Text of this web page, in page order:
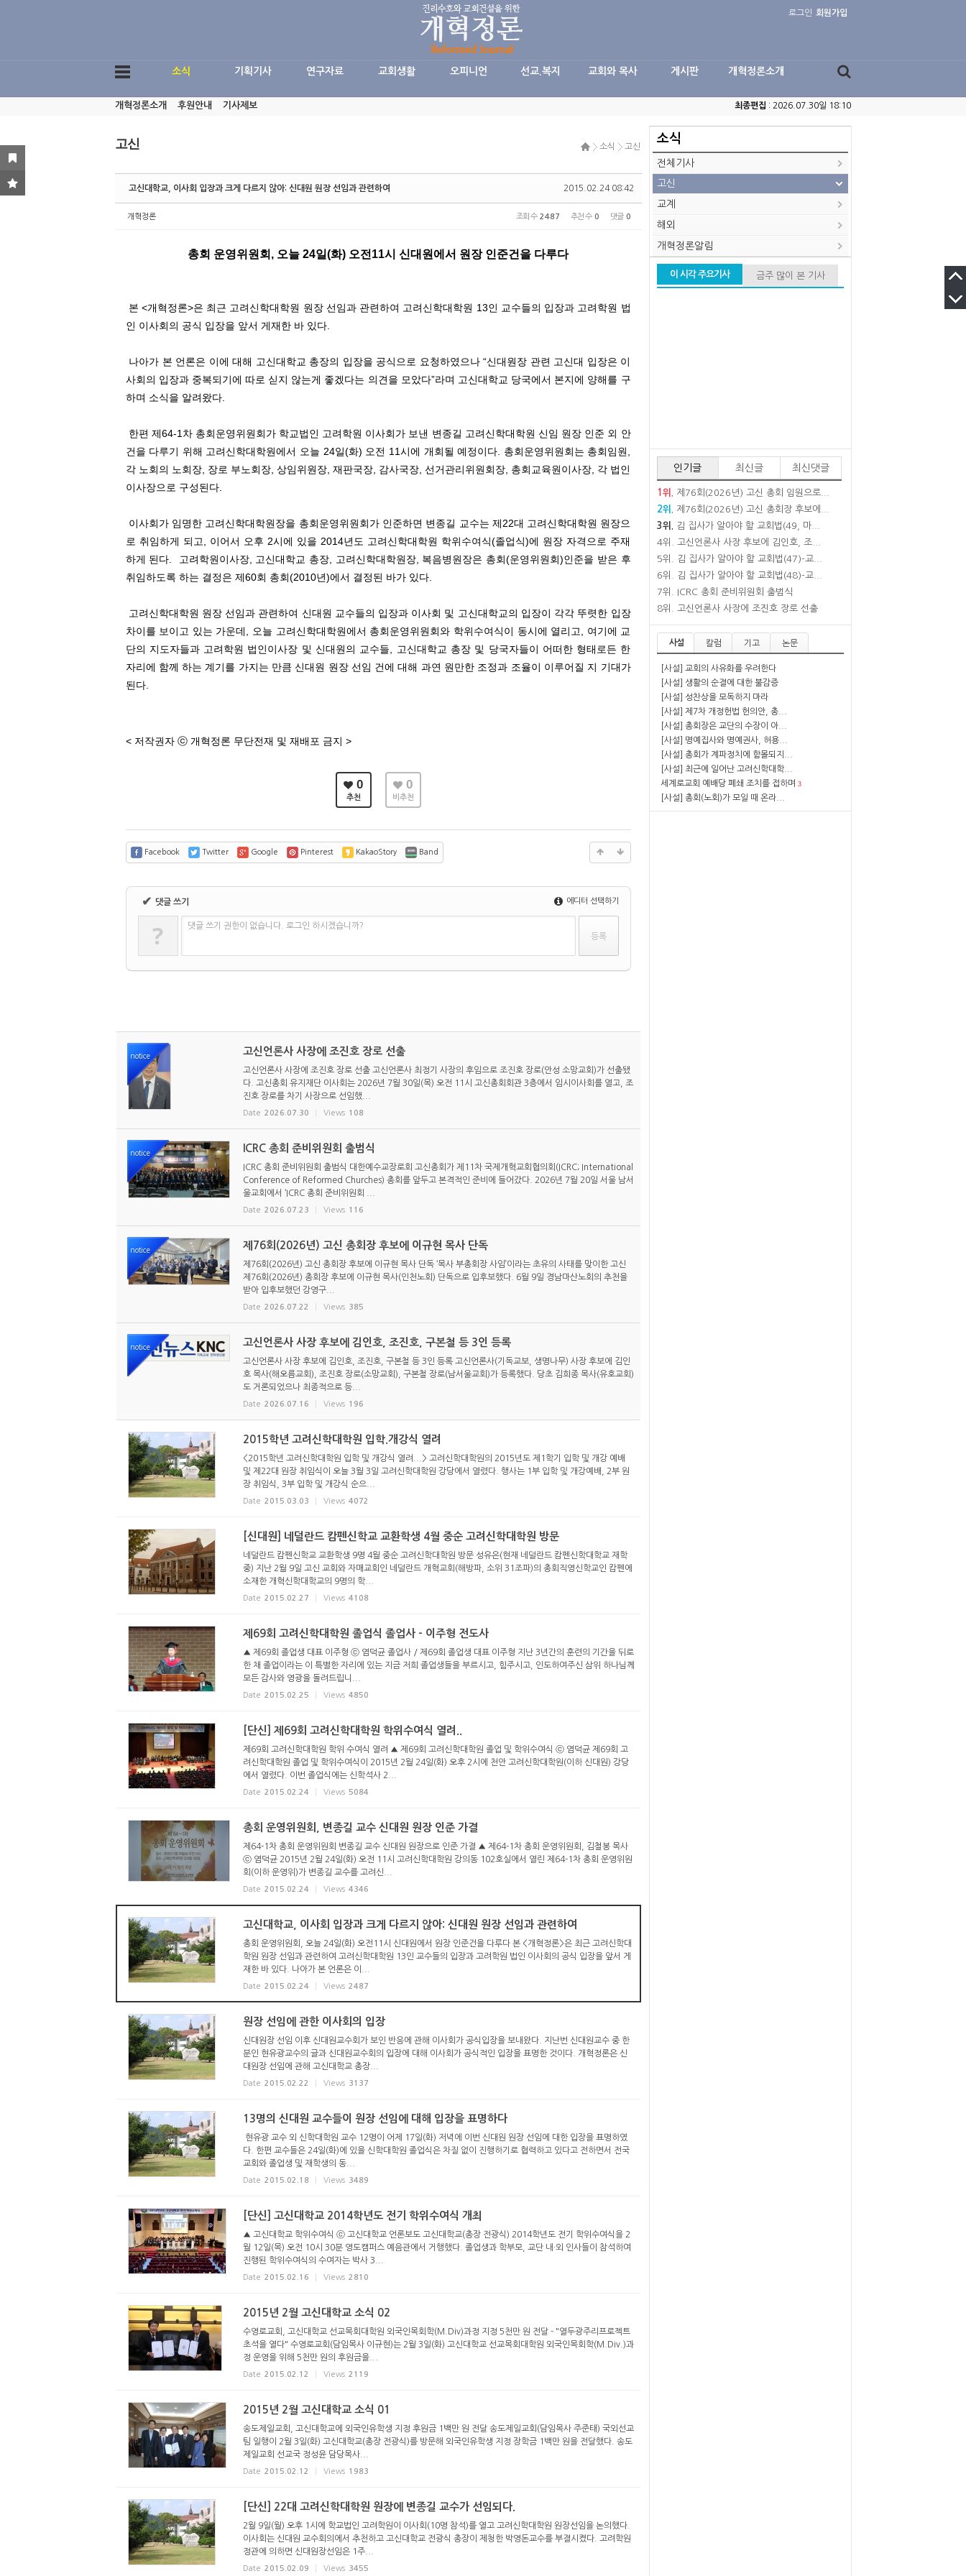
로그인 회원가입
소식 기획기사 연구자료 교회생활 오피니언 선교.복지 교회와 목사 게시판 개혁정론소개
개혁정론소개 후원안내 기사제보 최종편집 : 2026.07.30일 18:10
고신 소식 고신
2015.02.24 08:42
고신대학교, 이사회 입장과 크게 다르지 않아: 신대원 원장 선임과 관련하여
개혁정론 조회 수 2487 추천 수 0 댓글 0
총회 운영위원회, 오늘 24일(화) 오전11시 신대원에서 원장 인준건을 다루다
본 <개혁정론>은 최근 고려신학대학원 원장 선임과 관련하여 고려신학대학원 13인 교수들의 입장과 고려학원 법
인 이사회의 공식 입장을 앞서 게재한 바 있다.
나아가 본 언론은 이에 대해 고신대학교 총장의 입장을 공식으로 요청하였으나 “신대원장 관련 고신대 입장은 이
사회의 입장과 중복되기에 따로 싣지 않는게 좋겠다는 의견을 모았다”라며 고신대학교 당국에서 본지에 양해를 구
하며 소식을 알려왔다.
한편 제64-1차 총회운영위원회가 학교법인 고려학원 이사회가 보낸 변종길 고려신학대학원 신임 원장 인준 외 안
건을 다루기 위해 고려신학대학원에서 오늘 24일(화) 오전 11시에 개회될 예정이다. 총회운영위원회는 총회임원,
각 노회의 노회장, 장로 부노회장, 상임위원장, 재판국장, 감사국장, 선거관리위원회장, 총회교육원이사장, 각 법인
이사장으로 구성된다.
이사회가 임명한 고려신학대학원장을 총회운영위원회가 인준하면 변종길 교수는 제22대 고려신학대학원 원장으
로 취임하게 되고, 이어서 오후 2시에 있을 2014년도 고려신학대학원 학위수여식(졸업식)에 원장 자격으로 주재
하게 된다. 고려학원이사장, 고신대학교 총장, 고려신학대학원장, 복음병원장은 총회(운영위원회)인준을 받은 후
취임하도록 하는 결정은 제60회 총회(2010년)에서 결정된 바가 있다.
고려신학대학원 원장 선임과 관련하여 신대원 교수들의 입장과 이사회 및 고신대학교의 입장이 각각 뚜렷한 입장
차이를 보이고 있는 가운데, 오늘 고려신학대학원에서 총회운영위원회와 학위수여식이 동시에 열리고, 여기에 교
단의 지도자들과 고려학원 법인이사장 및 신대원의 교수들, 고신대학교 총장 및 당국자들이 어떠한 형태로든 한
자리에 함께 하는 계기를 가지는 만큼 신대원 원장 선임 건에 대해 과연 원만한 조정과 조율이 이루어질 지 기대가
된다.
< 저작권자 ⓒ 개혁정론 무단전재 및 재배포 금지 >
0
추천
0
비추천
Facebook Twitter Google Pinterest KakaoStory Band
✔ 댓글 쓰기 에디터 선택하기
? 댓글 쓰기 권한이 없습니다. 로그인 하시겠습니까?
notice 고신언론사 사장에 조진호 장로 선출
고신언론사 사장에 조진호 장로 선출 고신언론사 최정기 사장의 후임으로 조진호 장로(안성 소망교회)가 선출됐
다. 고신총회 유지재단 이사회는 2026년 7월 30일(목) 오전 11시 고신총회회관 3층에서 임시이사회를 열고, 조
진호 장로를 차기 사장으로 선임했...
Date 2026.07.30 Views 108
notice ICRC 총회 준비위원회 출범식
ICRC 총회 준비위원회 출범식 대한예수교장로회 고신총회가 제11차 국제개혁교회협의회(ICRC; International
Conference of Reformed Churches) 총회를 앞두고 본격적인 준비에 들어갔다. 2026년 7월 20일 서울 남서
울교회에서 ‘ICRC 총회 준비위원회 ...
Date 2026.07.23 Views 116
notice 제76회(2026년) 고신 총회장 후보에 이규현 목사 단독
제76회(2026년) 고신 총회장 후보에 이규현 목사 단독 ‘목사 부총회장 사임’이라는 초유의 사태를 맞이한 고신
제76회(2026년) 총회장 후보에 이규현 목사(인천노회) 단독으로 입후보했다. 6월 9일 경남마산노회의 추천을
받아 입후보했던 강영구...
Date 2026.07.22 Views 385
notice 고신언론사 사장 후보에 김인호, 조진호, 구본철 등 3인 등록
고신언론사 사장 후보에 김인호, 조진호, 구본철 등 3인 등록 고신언론사(기독교보, 생명나무) 사장 후보에 김인
호 목사(해오름교회), 조진호 장로(소망교회), 구본철 장로(남서울교회)가 등록했다. 당초 김희종 목사(유호교회)
도 거론되었으나 최종적으로 등...
Date 2026.07.16 Views 196
2015학년 고려신학대학원 입학.개강식 열려
<2015학년 고려신학대학원 입학 및 개강식 열려...> 고려신학대학원의 2015년도 제1학기 입학 및 개강 예배
및 제22대 원장 취임식이 오늘 3월 3일 고려신학대학원 강당에서 열렸다. 행사는 1부 입학 및 개강예배, 2부 원
장 취임식, 3부 입학 및 개강식 순으...
Date 2015.03.03 Views 4072
[신대원] 네덜란드 캄펜신학교 교환학생 4월 중순 고려신학대학원 방문
네덜란드 캄펜신학교 교환학생 9명 4월 중순 고려신학대학원 방문 성유은(현재 네덜란드 캄펜신학대학교 재학
중) 지난 2월 9일 고신 교회와 자매교회인 네덜란드 개혁교회(해방파, 소위 31조파)의 총회직영신학교인 캄펜에
소재한 개혁신학대학교의 9명의 학...
Date 2015.02.27 Views 4108
제69회 고려신학대학원 졸업식 졸업사 - 이주형 전도사
▲ 제69회 졸업생 대표 이주형 ⓒ 염덕균 졸업사 / 제69회 졸업생 대표 이주형 지난 3년간의 훈련의 기간을 뒤로
한 채 졸업이라는 이 특별한 자리에 있는 지금 저희 졸업생들을 부르시고, 힘주시고, 인도하여주신 삼위 하나님께
모든 감사와 영광을 돌려드립니...
Date 2015.02.25 Views 4850
[단신] 제69회 고려신학대학원 학위수여식 열려..
제69회 고려신학대학원 학위 수여식 열려 ▲ 제69회 고려신학대학원 졸업 및 학위수여식 ⓒ 염덕균 제69회 고
려신학대학원 졸업 및 학위수여식이 2015년 2월 24일(화) 오후 2시에 천안 고려신학대학원(이하 신대원) 강당
에서 열렸다. 이번 졸업식에는 신학석사 2...
Date 2015.02.24 Views 5084
총회 운영위원회, 변종길 교수 신대원 원장 인준 가결
제64-1차 총회 운영위원회 변종길 교수 신대원 원장으로 인준 가결 ▲ 제64-1차 총회 운영위원회, 김철봉 목사
ⓒ 염덕균 2015년 2월 24일(화) 오전 11시 고려신학대학원 강의동 102호실에서 열린 제64-1차 총회 운영위원
회(이하 운영위)가 변종길 교수를 고려신...
Date 2015.02.24 Views 4346
고신대학교, 이사회 입장과 크게 다르지 않아: 신대원 원장 선임과 관련하여
총회 운영위원회, 오늘 24일(화) 오전11시 신대원에서 원장 인준건을 다루다 본 <개혁정론>은 최근 고려신학대
학원 원장 선임과 관련하여 고려신학대학원 13인 교수들의 입장과 고려학원 법인 이사회의 공식 입장을 앞서 게
재한 바 있다. 나아가 본 언론은 이...
Date 2015.02.24 Views 2487
원장 선임에 관한 이사회의 입장
신대원장 선임 이후 신대원교수회가 보인 반응에 관해 이사회가 공식입장을 보내왔다. 지난번 신대원교수 중 한
분인 현유광교수의 글과 신대원교수회의 입장에 대해 이사회가 공식적인 입장을 표명한 것이다. 개혁정론은 신
대원장 선임에 관해 고신대학교 총장...
Date 2015.02.22 Views 3137
13명의 신대원 교수들이 원장 선임에 대해 입장을 표명하다
현유광 교수 외 신학대학원 교수 12명이 어제 17일(화) 저녁에 이번 신대원 원장 선임에 대한 입장을 표명하였
다. 한편 교수들은 24일(화)에 있을 신학대학원 졸업식은 차질 없이 진행하기로 협력하고 있다고 전하면서 전국
교회와 졸업생 및 재학생의 동...
Date 2015.02.18 Views 3489
[단신] 고신대학교 2014학년도 전기 학위수여식 개최
▲ 고신대학교 학위수여식 ⓒ 고신대학교 언론보도 고신대학교(총장 전광식) 2014학년도 전기 학위수여식을 2
월 12일(목) 오전 10시 30분 영도캠퍼스 예음관에서 거행했다. 졸업생과 학부모, 교단 내·외 인사들이 참석하여
진행된 학위수여식의 수여자는 박사 3...
Date 2015.02.16 Views 2810
2015년 2월 고신대학교 소식 02
수영로교회, 고신대학교 선교목회대학원 외국인목회학(M.Div)과정 지정 5천만 원 전달 - "열두광주리프로젝트
초석을 열다" 수영로교회(담임목사 이규현)는 2월 3일(화) 고신대학교 선교목회대학원 외국인목회학(M.Div.)과
정 운영을 위해 5천만 원의 후원금을...
Date 2015.02.12 Views 2119
2015년 2월 고신대학교 소식 01
송도제일교회, 고신대학교에 외국인유학생 지정 후원금 1백만 원 전달 송도제일교회(담임목사 주준태) 국외선교
팀 일행이 2월 3일(화) 고신대학교(총장 전광식)를 방문해 외국인유학생 지정 장학금 1백만 원을 전달했다. 송도
제일교회 선교국 정성윤 담당목사...
Date 2015.02.12 Views 1983
[단신] 22대 고려신학대학원 원장에 변종길 교수가 선임되다.
2월 9일(월) 오후 1시에 학교법인 고려학원이 이사회(10명 참석)를 열고 고려신학대학원 원장선임을 논의했다.
이사회는 신대원 교수회의에서 추천하고 고신대학교 전광식 총장이 제청한 박영돈교수를 부결시켰다. 고려학원
정관에 의하면 신대원장선임은 1주...
Date 2015.02.09 Views 3455
소식
전체기사
고신
교계
해외
개혁정론알림
이 시각 주요기사 금주 많이 본 기사
인기글 최신글 최신댓글
1위.
제76회(2026년) 고신 총회 임원으로...
2위.
제76회(2026년) 고신 총회장 후보에...
3위.
김 집사가 알아야 할 교회법(49, 마...
4위.
고신언론사 사장 후보에 김인호, 조...
5위.
김 집사가 알아야 할 교회법(47)-교...
6위.
김 집사가 알아야 할 교회법(48)-교...
7위.
ICRC 총회 준비위원회 출범식
8위.
고신언론사 사장에 조진호 장로 선출
사설 칼럼 기고 논문
[사설] 교회의 사유화를 우려한다
[사설] 생활의 순결에 대한 불감증
[사설] 성찬상을 모독하지 마라
[사설] 제7차 개정헌법 헌의안, 총...
[사설] 총회장은 교단의 수장이 아...
[사설] 명예집사와 명예권사, 허용...
[사설] 총회가 계파정치에 함몰되지...
[사설] 최근에 일어난 고려신학대학...
세계로교회 예배당 폐쇄 조치를 접하며 3
[사설] 총회(노회)가 모일 때 온라...
Sketchbook5, 스케치북5
Sketchbook5, 스케치북5